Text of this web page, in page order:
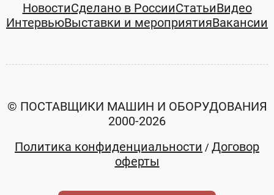
НовостиСделано в РоссииСтатьиВидео
ИнтервьюВыставки и мероприятияВакансии
© ПОСТАВЩИКИ МАШИН И ОБОРУДОВАНИЯ
2000-2026
Политика конфиденциальности / Договор
оферты